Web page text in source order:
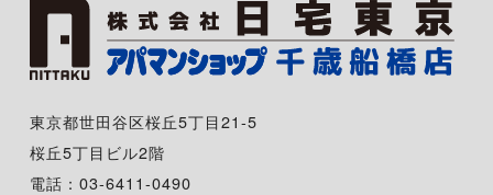
東京都世田谷区桜丘5丁目21-5
桜丘5丁目ビル2階
電話：03-6411-0490